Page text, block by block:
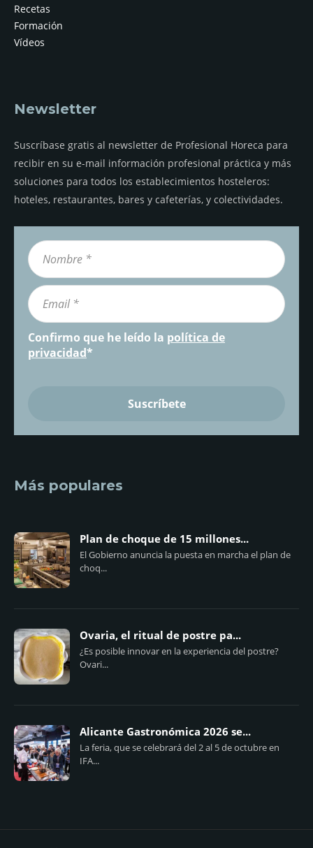
Recetas
Formación
Vídeos
Newsletter
Suscríbase gratis al newsletter de Profesional Horeca para
recibir en su e-mail información profesional práctica y más
soluciones para todos los establecimientos hosteleros:
hoteles, restaurantes, bares y cafeterías, y colectividades.
Confirmo que he leído la política de
privacidad*
Más populares
Plan de choque de 15 millones...
El Gobierno anuncia la puesta en marcha el plan de
choq...
Ovaria, el ritual de postre pa...
¿Es posible innovar en la experiencia del postre?
Ovari...
Alicante Gastronómica 2026 se...
La feria, que se celebrará del 2 al 5 de octubre en
IFA...